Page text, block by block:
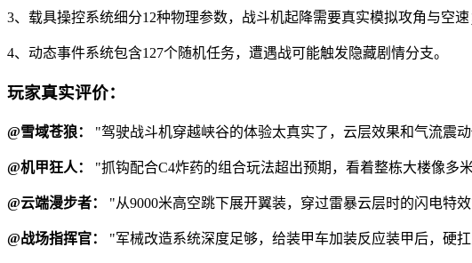
3、载具操控系统细分12种物理参数，战斗机起降需要真实模拟攻角与空速
4、动态事件系统包含127个随机任务，遭遇战可能触发隐藏剧情分支。
玩家真实评价：
@雪域苍狼： "驾驶战斗机穿越峡谷的体验太真实了，云层效果和气流震
@机甲狂人： "抓钩配合C4炸药的组合玩法超出预期，看着整栋大楼像多
@云端漫步者： "从9000米高空跳下展开翼装，穿过雷暴云层时的闪电特
@战场指挥官： "军械改造系统深度足够，给装甲车加装反应装甲后，硬